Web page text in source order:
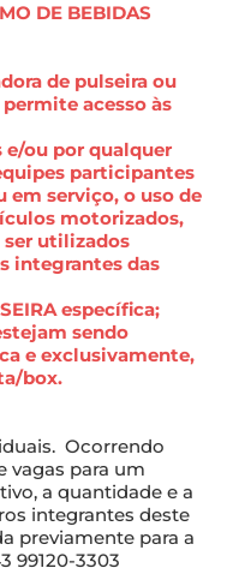
DE BEBIDAS
de pulseira ou
acesso às
e/ou por qualquer
participantes
serviço, o uso de
motorizados,
utilizados
integrantes das
específica;
sendo
e exclusivamente,
box.
Ocorrendo
vagas para um
a quantidade e a
integrantes deste
previamente para a
99120-3303